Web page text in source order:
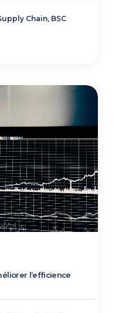
Chain, BSC
l’efficience